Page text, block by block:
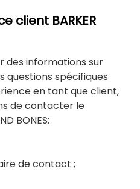
client BARKER
des informations sur
questions spécifiques
en tant que client,
de contacter le
BONES:
de contact ;